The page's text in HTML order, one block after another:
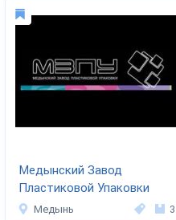
Медынский Завод
Пластиковой Упаковки
Медынь 3